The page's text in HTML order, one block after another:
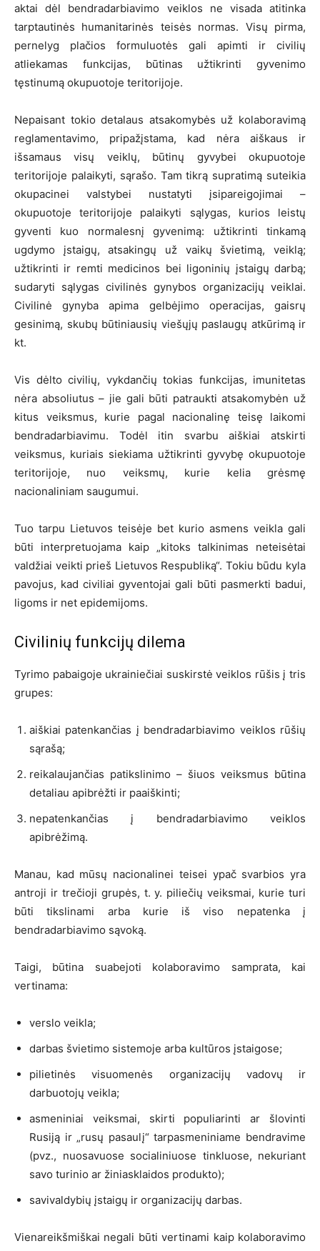
aktai dėl bendradarbiavimo veiklos ne visada atitinka
tarptautinės humanitarinės teisės normas. Visų pirma,
pernelyg plačios formuluotės gali apimti ir civilių
atliekamas funkcijas, būtinas užtikrinti gyvenimo
tęstinumą okupuotoje teritorijoje.
Nepaisant tokio detalaus atsakomybės už kolaboravimą
reglamentavimo, pripažįstama, kad nėra aiškaus ir
išsamaus visų veiklų, būtinų gyvybei okupuotoje
teritorijoje palaikyti, sąrašo. Tam tikrą supratimą suteikia
okupacinei valstybei nustatyti įsipareigojimai –
okupuotoje teritorijoje palaikyti sąlygas, kurios leistų
gyventi kuo normalesnį gyvenimą: užtikrinti tinkamą
ugdymo įstaigų, atsakingų už vaikų švietimą, veiklą;
užtikrinti ir remti medicinos bei ligoninių įstaigų darbą;
sudaryti sąlygas civilinės gynybos organizacijų veiklai.
Civilinė gynyba apima gelbėjimo operacijas, gaisrų
gesinimą, skubų būtiniausių viešųjų paslaugų atkūrimą ir
kt.
Vis dėlto civilių, vykdančių tokias funkcijas, imunitetas
nėra absoliutus – jie gali būti patraukti atsakomybėn už
kitus veiksmus, kurie pagal nacionalinę teisę laikomi
bendradarbiavimu. Todėl itin svarbu aiškiai atskirti
veiksmus, kuriais siekiama užtikrinti gyvybę okupuotoje
teritorijoje, nuo veiksmų, kurie kelia grėsmę
nacionaliniam saugumui.
Tuo tarpu Lietuvos teisėje bet kurio asmens veikla gali
būti interpretuojama kaip „kitoks talkinimas neteisėtai
valdžiai veikti prieš Lietuvos Respubliką“. Tokiu būdu kyla
pavojus, kad civiliai gyventojai gali būti pasmerkti badui,
ligoms ir net epidemijoms.
Civilinių funkcijų dilema
Tyrimo pabaigoje ukrainiečiai suskirstė veiklos rūšis į tris
grupes:
aiškiai patenkančias į bendradarbiavimo veiklos rūšių
sąrašą;
reikalaujančias patikslinimo – šiuos veiksmus būtina
detaliau apibrėžti ir paaiškinti;
nepatenkančias į bendradarbiavimo veiklos
apibrėžimą.
Manau, kad mūsų nacionalinei teisei ypač svarbios yra
antroji ir trečioji grupės, t. y. piliečių veiksmai, kurie turi
būti tikslinami arba kurie iš viso nepatenka į
bendradarbiavimo sąvoką.
Taigi, būtina suabejoti kolaboravimo samprata, kai
vertinama:
verslo veikla;
darbas švietimo sistemoje arba kultūros įstaigose;
pilietinės visuomenės organizacijų vadovų ir
darbuotojų veikla;
asmeniniai veiksmai, skirti populiarinti ar šlovinti
Rusiją ir „rusų pasaulį“ tarpasmeniniame bendravime
(pvz., nuosavuose socialiniuose tinkluose, nekuriant
savo turinio ar žiniasklaidos produkto);
savivaldybių įstaigų ir organizacijų darbas.
Vienareikšmiškai negali būti vertinami kaip kolaboravimo